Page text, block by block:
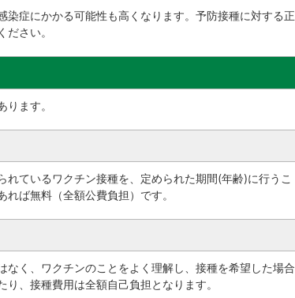
染症にかかる可能性も高くなります。予防接種に対する正
さい。
ます。
ているワクチン接種を、定められた期間(年齢)に行うこ
ば無料（全額公費負担）です。
く、ワクチンのことをよく理解し、接種を希望した場合
、接種費用は全額自己負担となります。